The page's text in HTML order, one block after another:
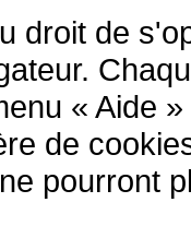
droit de
« Aide
de
pourront